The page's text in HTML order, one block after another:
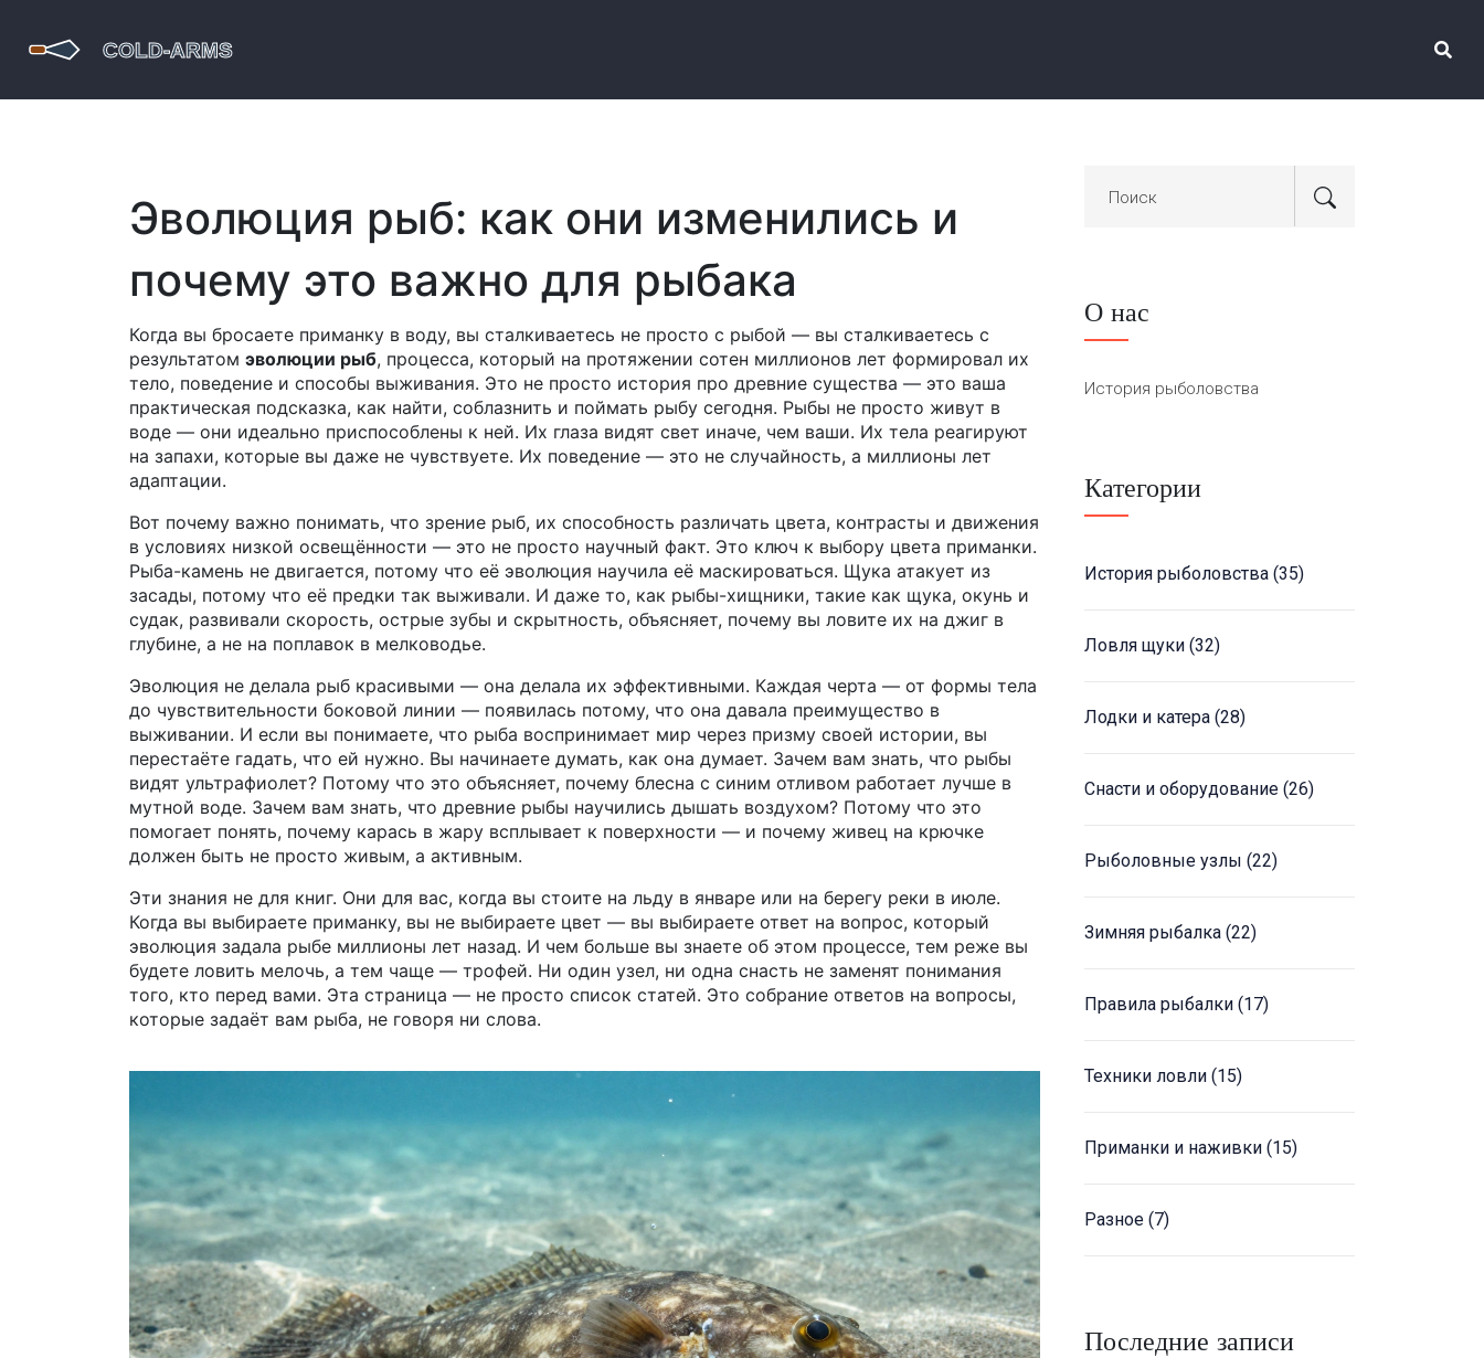
Эволюция рыб: как они изменились и
почему это важно для рыбака
Когда вы бросаете приманку в воду, вы сталкиваетесь не просто с рыбой — вы сталкиваетесь с
результатом эволюции рыб, процесса, который на протяжении сотен миллионов лет формировал их
тело, поведение и способы выживания. Это не просто история про древние существа — это ваша
практическая подсказка, как найти, соблазнить и поймать рыбу сегодня. Рыбы не просто живут в
воде — они идеально приспособлены к ней. Их глаза видят свет иначе, чем ваши. Их тела реагируют
на запахи, которые вы даже не чувствуете. Их поведение — это не случайность, а миллионы лет
адаптации.
Вот почему важно понимать, что зрение рыб, их способность различать цвета, контрасты и движения
в условиях низкой освещённости — это не просто научный факт. Это ключ к выбору цвета приманки.
Рыба-камень не двигается, потому что её эволюция научила её маскироваться. Щука атакует из
засады, потому что её предки так выживали. И даже то, как рыбы-хищники, такие как щука, окунь и
судак, развивали скорость, острые зубы и скрытность, объясняет, почему вы ловите их на джиг в
глубине, а не на поплавок в мелководье.
Эволюция не делала рыб красивыми — она делала их эффективными. Каждая черта — от формы тела
до чувствительности боковой линии — появилась потому, что она давала преимущество в
выживании. И если вы понимаете, что рыба воспринимает мир через призму своей истории, вы
перестаёте гадать, что ей нужно. Вы начинаете думать, как она думает. Зачем вам знать, что рыбы
видят ультрафиолет? Потому что это объясняет, почему блесна с синим отливом работает лучше в
мутной воде. Зачем вам знать, что древние рыбы научились дышать воздухом? Потому что это
помогает понять, почему карась в жару всплывает к поверхности — и почему живец на крючке
должен быть не просто живым, а активным.
Эти знания не для книг. Они для вас, когда вы стоите на льду в январе или на берегу реки в июле.
Когда вы выбираете приманку, вы не выбираете цвет — вы выбираете ответ на вопрос, который
эволюция задала рыбе миллионы лет назад. И чем больше вы знаете об этом процессе, тем реже вы
будете ловить мелочь, а тем чаще — трофей. Ни один узел, ни одна снасть не заменят понимания
того, кто перед вами. Эта страница — не просто список статей. Это собрание ответов на вопросы,
которые задаёт вам рыба, не говоря ни слова.
О нас
История рыболовства
Категории
История рыболовства (35)
Ловля щуки (32)
Лодки и катера (28)
Снасти и оборудование (26)
Рыболовные узлы (22)
Зимняя рыбалка (22)
Правила рыбалки (17)
Техники ловли (15)
Приманки и наживки (15)
Разное (7)
Последние записи